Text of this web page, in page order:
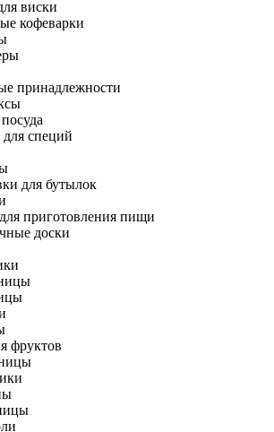
виски
кофеварки
принадлежности
специй
для бутылок
приготовления пищи
доски
фруктов